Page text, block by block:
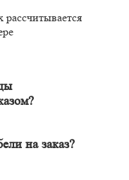
как будут выглядеть
на заказ?